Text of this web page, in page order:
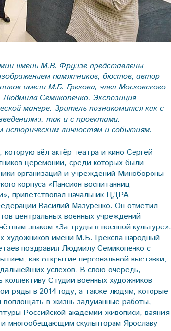
имени М.В. Фрунзе представлены
памятников, бюстов, автор
имени М.Б. Грекова, член Московского
Семикопенко. Экспозиция
манере. Зритель познакомится как с
так и с проектами,
личностям и событиям.
вёл актёр театра и кино Сергей
церемонии, среди которых были
организаций и учреждений Минобороны
корпуса «Пансион воспитанниц
приветствовал начальник ЦДРА
Василий Мазуренко. Он отметил
центральных военных учреждений
знаком «За труды в военной культуре».
художников имени М.Б. Грекова народный
поздравил Людмилу Семикопенко с
как открытие персональной выставки,
успехов. В свою очередь,
Студии военных художников
ряды в 2014 году, а также людям, которые
в жизнь задуманные работы, –
Российской академии живописи, ваяния
многообещающим скульпторам Ярославу